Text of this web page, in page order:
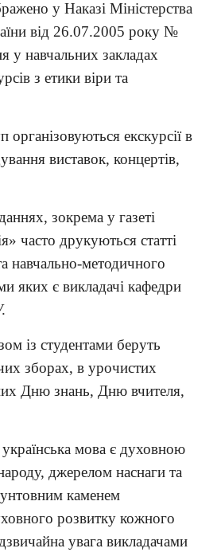
у Наказі Міністерства
від 26.07.2005 року №
у навчальних закладах
з етики віри та
організовуються екскурсії в
виставок, концертів,
зокрема у газеті
часто друкуються статті
навчально-методичного
яких є викладачі кафедри
із студентами беруть
зборах, в урочистих
Дню знань, Дню вчителя,
українська мова є духовною
джерелом наснаги та
каменем
розвитку кожного
увага викладачами